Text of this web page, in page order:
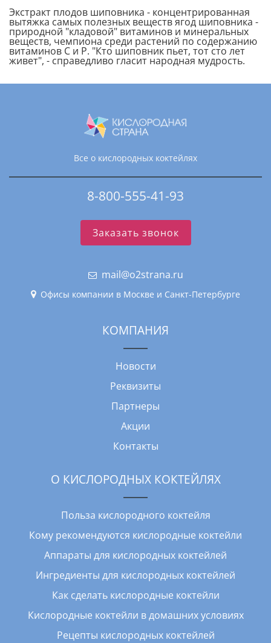
Экстракт плодов шиповника - концентрированная
вытяжка самых полезных веществ ягод шиповника -
природной "кладовой" витаминов и минеральных
веществ, чемпиона среди растений по содержанию
витаминов С и Р. "Кто шиповник пьет, тот сто лет
живет", - справедливо гласит народная мудрость.
Все о кислородных коктейлях
8-800-555-41-93
Заказать звонок
mail@o2strana.ru
Офисы компании в Москве и Санкт-Петербурге
КОМПАНИЯ
Новости
Реквизиты
Партнеры
Акции
Контакты
О КИСЛОРОДНЫХ КОКТЕЙЛЯХ
Польза кислородного коктейля
Кому рекомендуются кислородные коктейли
Аппараты для кислородных коктейлей
Ингредиенты для кислородных коктейлей
Как сделать кислородные коктейли
Кислородные коктейли в домашних условиях
Рецепты кислородных коктейлей